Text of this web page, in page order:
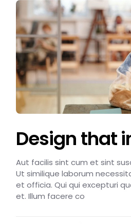
Design that
Aut facilis sint cum et sint
Ut similique laborum
et officia. Qui qui excepturi
et. Illum facere co